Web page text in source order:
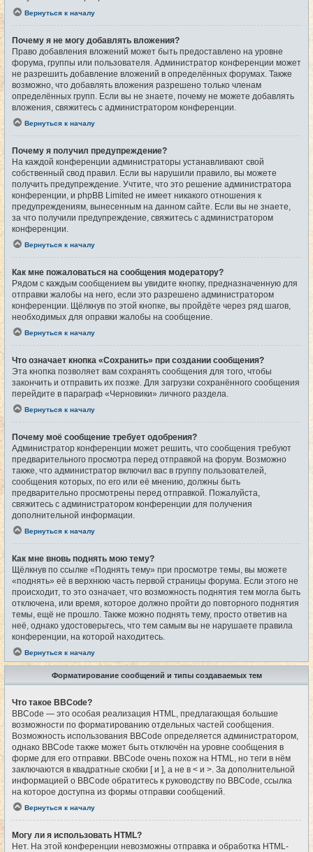
Вернуться к началу
Почему я не могу добавлять вложения?
Право добавления вложений может быть предоставлено на уровне
форума, группы или пользователя. Администратор конференции может
не разрешить добавление вложений в определённых форумах. Также
возможно, что добавлять вложения разрешено только членам
определённых групп. Если вы не знаете, почему не можете добавлять
вложения, свяжитесь с администратором конференции.
Вернуться к началу
Почему я получил предупреждение?
На каждой конференции администраторы устанавливают свой
собственный свод правил. Если вы нарушили правило, вы можете
получить предупреждение. Учтите, что это решение администратора
конференции, и phpBB Limited не имеет никакого отношения к
предупреждениям, вынесенным на данном сайте. Если вы не знаете,
за что получили предупреждение, свяжитесь с администратором
конференции.
Вернуться к началу
Как мне пожаловаться на сообщения модератору?
Рядом с каждым сообщением вы увидите кнопку, предназначенную для
отправки жалобы на него, если это разрешено администратором
конференции. Щёлкнув по этой кнопке, вы пройдёте через ряд шагов,
необходимых для оправки жалобы на сообщение.
Вернуться к началу
Что означает кнопка «Сохранить» при создании сообщения?
Эта кнопка позволяет вам сохранять сообщения для того, чтобы
закончить и отправить их позже. Для загрузки сохранённого сообщения
перейдите в параграф «Черновики» личного раздела.
Вернуться к началу
Почему моё сообщение требует одобрения?
Администратор конференции может решить, что сообщения требуют
предварительного просмотра перед отправкой на форум. Возможно
также, что администратор включил вас в группу пользователей,
сообщения которых, по его или её мнению, должны быть
предварительно просмотрены перед отправкой. Пожалуйста,
свяжитесь с администратором конференции для получения
дополнительной информации.
Вернуться к началу
Как мне вновь поднять мою тему?
Щёлкнув по ссылке «Поднять тему» при просмотре темы, вы можете
«поднять» её в верхнюю часть первой страницы форума. Если этого не
происходит, то это означает, что возможность поднятия тем могла быть
отключена, или время, которое должно пройти до повторного поднятия
темы, ещё не прошло. Также можно поднять тему, просто ответив на
неё, однако удостоверьтесь, что тем самым вы не нарушаете правила
конференции, на которой находитесь.
Вернуться к началу
Форматирование сообщений и типы создаваемых тем
Что такое BBCode?
BBCode — это особая реализация HTML, предлагающая большие
возможности по форматированию отдельных частей сообщения.
Возможность использования BBCode определяется администратором,
однако BBCode также может быть отключён на уровне сообщения в
форме для его отправки. BBCode очень похож на HTML, но теги в нём
заключаются в квадратные скобки [ и ], а не в < и >. За дополнительной
информацией о BBCode обратитесь к руководству по BBCode, ссылка
на которое доступна из формы отправки сообщений.
Вернуться к началу
Могу ли я использовать HTML?
Нет. На этой конференции невозможны отправка и обработка HTML-